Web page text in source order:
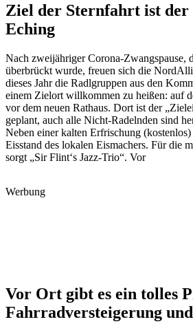
Ziel der Sternfahrt ist
Eching
Nach zweijähriger Corona-Zwangspause,
überbrückt wurde, freuen sich die
dieses Jahr die Radlgruppen aus den
einem Zielort willkommen zu heißen: auf
vor dem neuen Rathaus. Dort ist der
geplant, auch alle Nicht-Radelnden sind
Neben einer kalten Erfrischung (kostenlos)
Eisstand des lokalen Eismachers. Für die
sorgt „Sir Flint‘s Jazz-Trio“. Vor
Werbung
Vor Ort gibt es ein tolles
Fahrradversteigerung